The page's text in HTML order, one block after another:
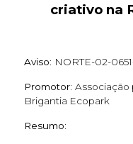
criativo na
Aviso: NORTE-02-
Promotor: Associação
Brigantia Ecopark
Resumo: